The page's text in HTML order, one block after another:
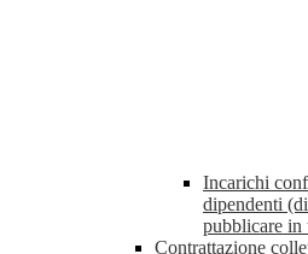
Incarichi
dipendenti
pubblicare in
Contrattazione